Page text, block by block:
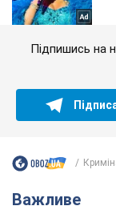
Підпишись на
Важливе